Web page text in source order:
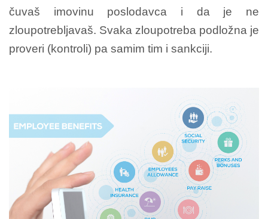
čuvaš imovinu poslodavca i da je ne
zloupotrebljavaš. Svaka zloupotreba podložna je
proveri (kontroli) pa samim tim i sankciji.